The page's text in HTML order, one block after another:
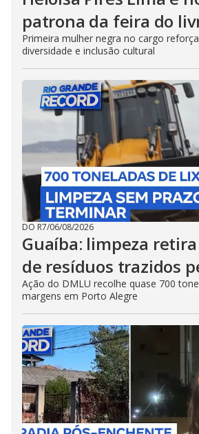
patrona da feira do
Primeira mulher negra no cargo
diversidade e inclusão cultural
DO R7/06/08/2026
Guaíba: limpeza
de resíduos trazidos
Ação do DMLU recolhe quase 700
margens em Porto Alegre